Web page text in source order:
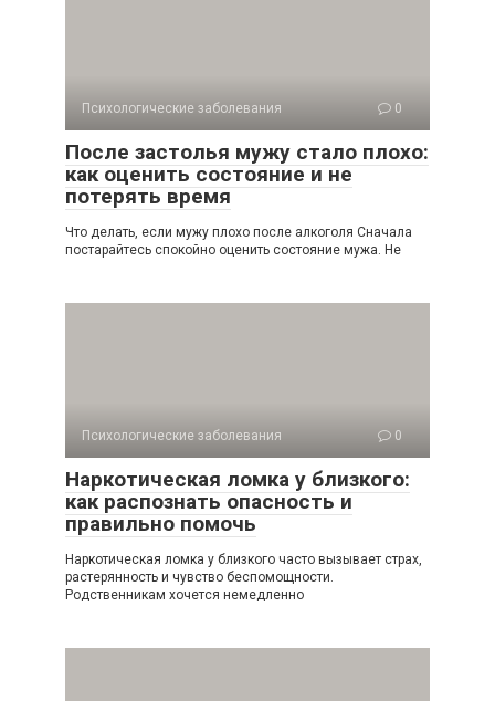
Психологические заболевания 0
После застолья мужу стало плохо:
как оценить состояние и не
потерять время
Что делать, если мужу плохо после алкоголя Сначала
постарайтесь спокойно оценить состояние мужа. Не
Психологические заболевания 0
Наркотическая ломка у близкого:
как распознать опасность и
правильно помочь
Наркотическая ломка у близкого часто вызывает страх,
растерянность и чувство беспомощности.
Родственникам хочется немедленно